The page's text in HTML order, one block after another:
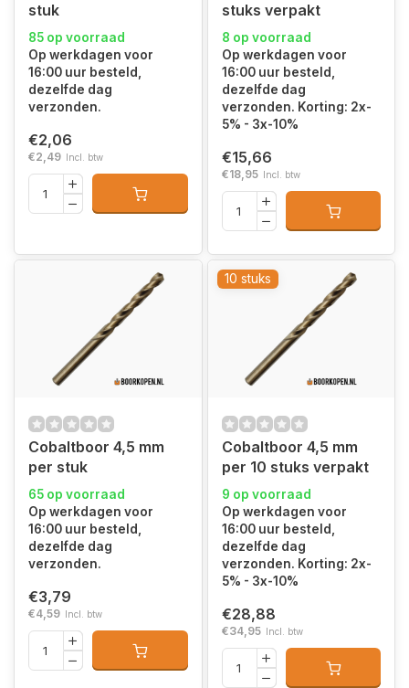
stuk
85 op voorraad
Op werkdagen voor
16:00 uur besteld,
dezelfde dag
verzonden.
€2,06
€2,49 Incl. btw
stuks verpakt
8 op voorraad
Op werkdagen voor
16:00 uur besteld,
dezelfde dag
verzonden. Korting: 2x-
5% - 3x-10%
€15,66
€18,95 Incl. btw
Cobaltboor 4,5 mm
per stuk
65 op voorraad
Op werkdagen voor
16:00 uur besteld,
dezelfde dag
verzonden.
€3,79
€4,59 Incl. btw
10 stuks
Cobaltboor 4,5 mm
per 10 stuks verpakt
9 op voorraad
Op werkdagen voor
16:00 uur besteld,
dezelfde dag
verzonden. Korting: 2x-
5% - 3x-10%
€28,88
€34,95 Incl. btw